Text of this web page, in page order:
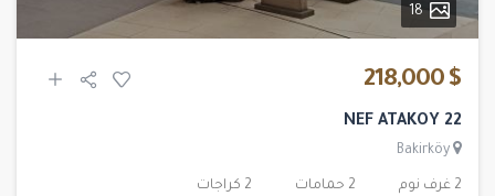
18
$ 218,000
NEF ATAKOY 22
Bakirköy
2 غرف نوم 2 حمامات 2 كراجات